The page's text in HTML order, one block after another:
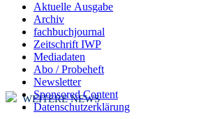
Aktuelle Ausgabe
Archiv
fachbuchjournal
Zeitschrift IWP
Mediadaten
Abo / Probeheft
Newsletter
Sponsored Content
Datenschutzerklärung
WEITERE NEWS